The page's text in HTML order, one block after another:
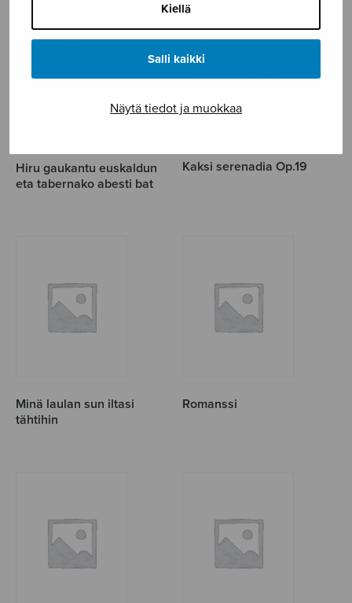
Kiellä
Salli kaikki
Näytä tiedot ja muokkaa
Hiru gaukantu euskaldun
eta tabernako abesti bat
Kaksi serenadia Op.19
Minä laulan sun iltasi
tähtihin
Romanssi